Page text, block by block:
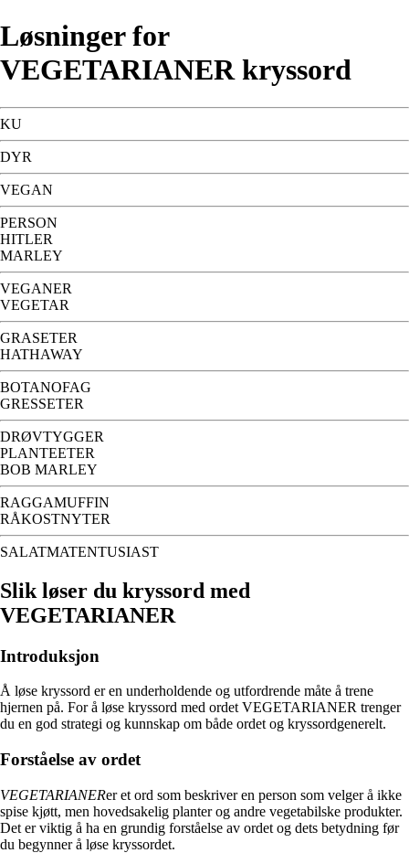
Løsninger for
VEGETARIANER kryssord
KU
DYR
VEGAN
PERSON
HITLER
MARLEY
VEGANER
VEGETAR
GRASETER
HATHAWAY
BOTANOFAG
GRESSETER
DRØVTYGGER
PLANTEETER
BOB MARLEY
RAGGAMUFFIN
RÅKOSTNYTER
SALATMATENTUSIAST
Slik løser du kryssord med
VEGETARIANER
Introduksjon
Å løse kryssord er en underholdende og utfordrende måte å trene
hjernen på. For å løse kryssord med ordet VEGETARIANER trenger
du en god strategi og kunnskap om både ordet og kryssordgenerelt.
Forståelse av ordet
VEGETARIANERer et ord som beskriver en person som velger å ikke
spise kjøtt, men hovedsakelig planter og andre vegetabilske produkter.
Det er viktig å ha en grundig forståelse av ordet og dets betydning før
du begynner å løse kryssordet.